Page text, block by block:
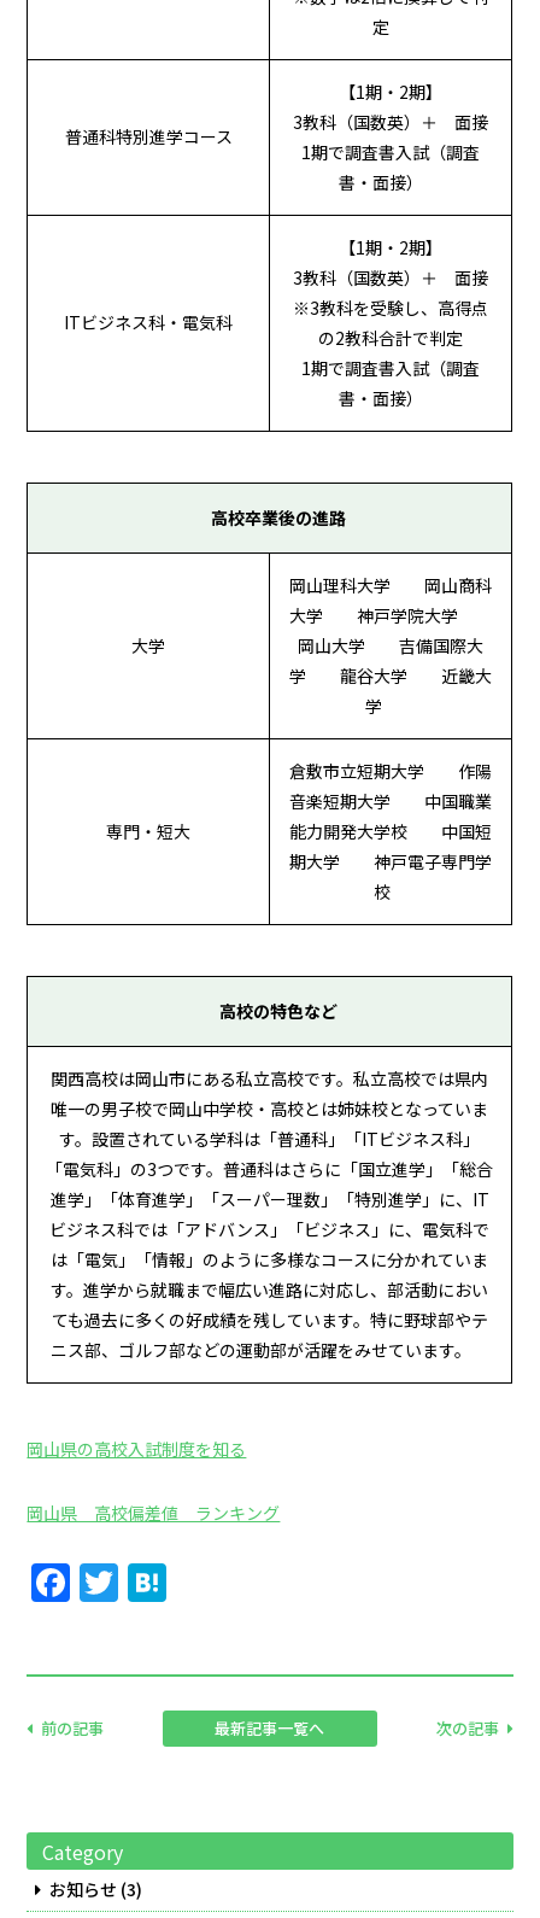
定
普通科特別進学コース
【1期・2期】
3教科（国数英）＋ 面接
1期で調査書入試（調査
書・面接）
ITビジネス科・電気科
【1期・2期】
3教科（国数英）＋ 面接
※3教科を受験し、高得点
の2教科合計で判定
1期で調査書入試（調査
書・面接）
高校卒業後の進路
大学
岡山理科大学 岡山商科
大学 神戸学院大学
岡山大学 吉備国際大
学 龍谷大学 近畿大
学
専門・短大
倉敷市立短期大学 作陽
音楽短期大学 中国職業
能力開発大学校 中国短
期大学 神戸電子専門学
校
高校の特色など
関西高校は岡山市にある私立高校です。私立高校では県内
唯一の男子校で岡山中学校・高校とは姉妹校となっていま
す。設置されている学科は「普通科」「ITビジネス科」
「電気科」の3つです。普通科はさらに「国立進学」「総合
進学」「体育進学」「スーパー理数」「特別進学」に、IT
ビジネス科では「アドバンス」「ビジネス」に、電気科で
は「電気」「情報」のように多様なコースに分かれていま
す。進学から就職まで幅広い進路に対応し、部活動におい
ても過去に多くの好成績を残しています。特に野球部やテ
ニス部、ゴルフ部などの運動部が活躍をみせています。
岡山県の高校入試制度を知る
岡山県 高校偏差値 ランキング
Facebook
Twitter
前の記事 最新記事一覧へ 次の記事
Category
お知らせ (3)